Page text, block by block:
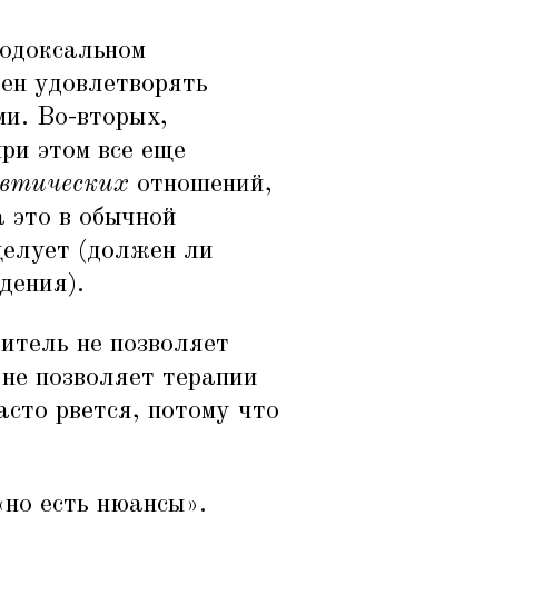
удовлетворять
Во-вторых,
этом все еще
отношений,
в обычной
(должен ли
не позволяет
позволяет терапии
рвется, потому что
но есть нюансы».